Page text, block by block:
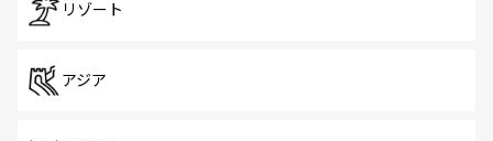
リゾート
アジア